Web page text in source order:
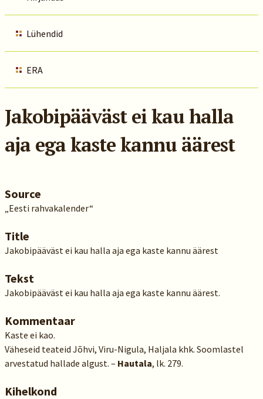
Lühendid
ERA
Jakobipääväst ei kau halla
aja ega kaste kannu äärest
Source
„Eesti rahvakalender“
Title
Jakobipääväst ei kau halla aja ega kaste kannu äärest
Tekst
Jakobipääväst ei kau halla aja ega kaste kannu äärest.
Kommentaar
Kaste ei kao.
Väheseid teateid Jõhvi, Viru-Nigula, Haljala khk. Soomlastel
arvestatud hallade algust. – Hautala, lk. 279.
Kihelkond